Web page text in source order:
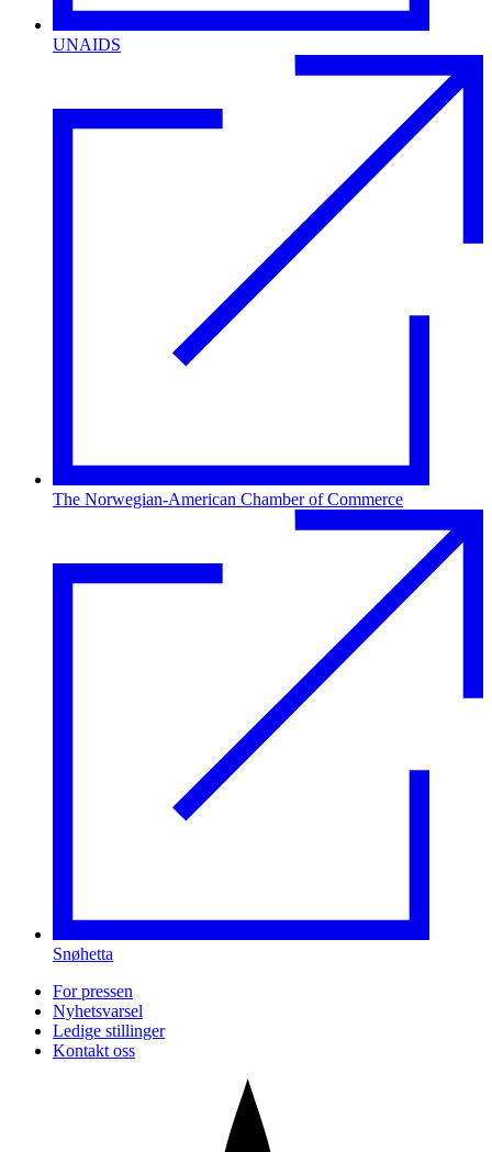
UNAIDS
The Norwegian-American Chamber of Commerce
Snøhetta
For pressen
Nyhetsvarsel
Ledige stillinger
Kontakt oss